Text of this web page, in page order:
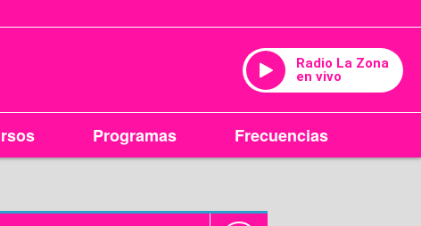
Radio La Zona
en vivo
Programas Frecuencias